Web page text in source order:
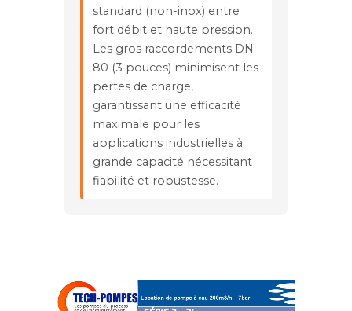
standard (non-inox) entre
fort débit et haute pression.
Les gros raccordements DN
80 (3 pouces) minimisent les
pertes de charge,
garantissant une efficacité
maximale pour les
applications industrielles à
grande capacité nécessitant
fiabilité et robustesse.